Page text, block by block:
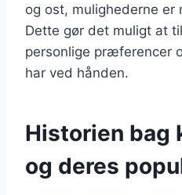
og ost, mulighederne
Dette gør det muligt at
personlige præferencer
har ved hånden.
Historien bag
og deres